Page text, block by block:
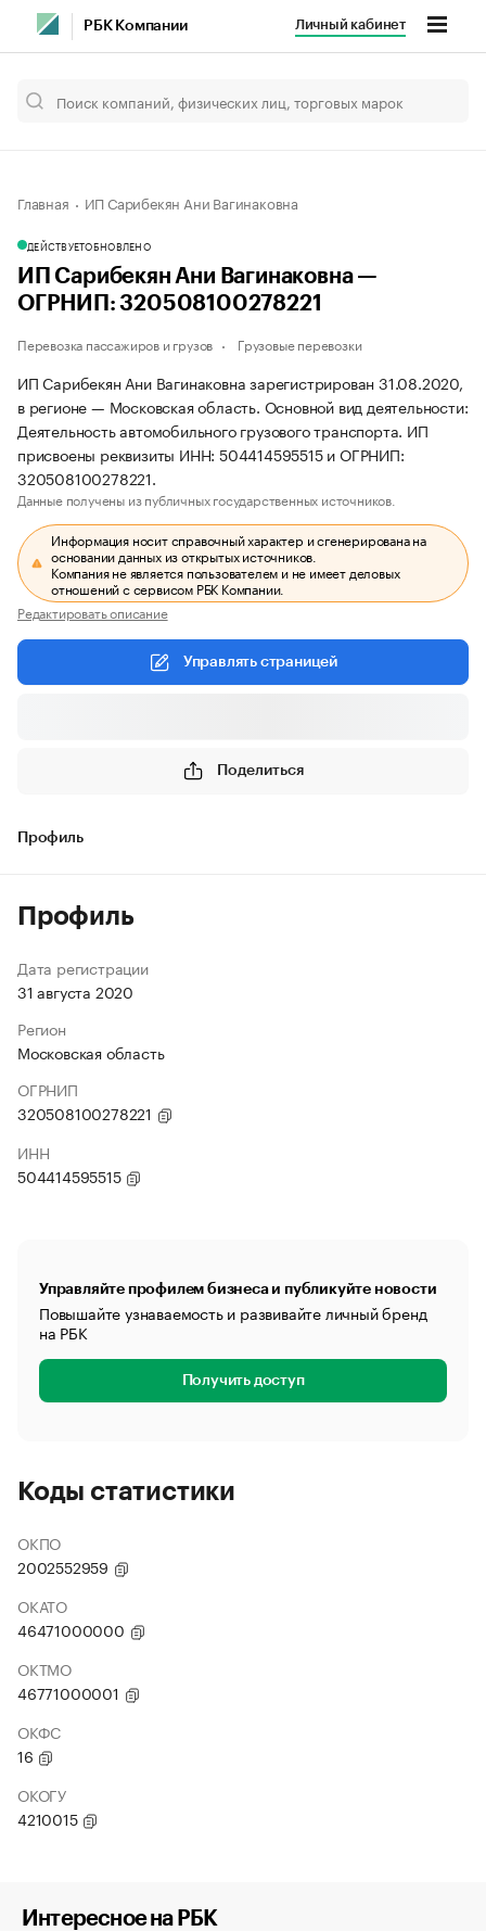
РБК Компании Личный кабинет
Главная ИП Сарибекян Ани Вагинаковна
ДЕЙСТВУЕТОБНОВЛЕНО
ИП Сарибекян Ани Вагинаковна —
ОГРНИП: 320508100278221
Перевозка пассажиров и грузов Грузовые перевозки
ИП Сарибекян Ани Вагинаковна зарегистрирован 31.08.2020,
в регионе — Московская область. Основной вид деятельности:
Деятельность автомобильного грузового транспорта. ИП
присвоены реквизиты ИНН: 504414595515 и ОГРНИП:
320508100278221.
Данные получены из публичных государственных источников.
Информация носит справочный характер и сгенерирована на
основании данных из открытых источников.
Компания не является пользователем и не имеет деловых
отношений с сервисом РБК Компании.
Редактировать описание
Управлять страницей
Поделиться
Профиль
Профиль
Дата регистрации
31 августа 2020
Регион
Московская область
ОГРНИП
320508100278221
ИНН
504414595515
Управляйте профилем бизнеса и публикуйте новости
Повышайте узнаваемость и развивайте личный бренд
на РБК
Получить доступ
Коды статистики
ОКПО
2002552959
ОКАТО
46471000000
ОКТМО
46771000001
ОКФС
16
ОКОГУ
4210015
Интересное на РБК